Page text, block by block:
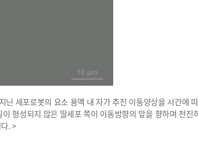
세포로봇의 요소 용액 내 자가 추진 이동양상을 시간에
형성되지 않은 딸세포 쪽이 이동방향의 앞을 향하며 전진
. >